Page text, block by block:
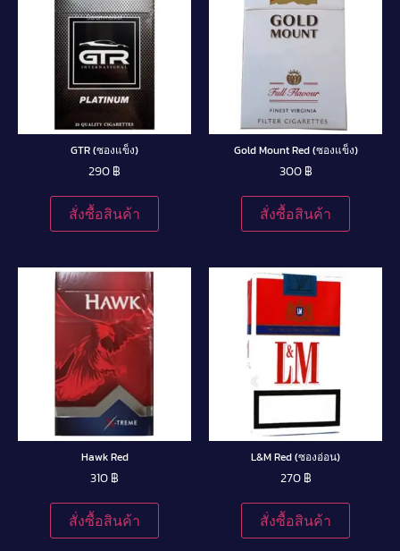
GTR (ซองแข็ง)
290฿
สั่งซื้อสินค้า
Gold Mount Red (ซองแข็ง)
300฿
สั่งซื้อสินค้า
Hawk Red
310฿
สั่งซื้อสินค้า
L&M Red (ซองอ่อน)
270฿
สั่งซื้อสินค้า